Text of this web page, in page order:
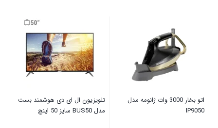
اتو بخار 3000 وات ژانومه مدل
IP9050
تلویزیون ال ای دی هوشمند بست
مدل BUS50 سایز 50 اینچ